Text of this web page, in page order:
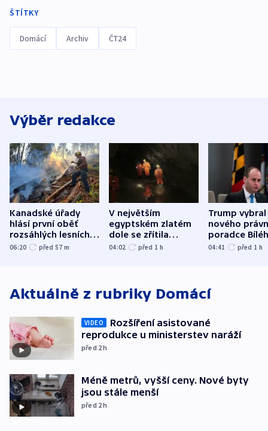
ŠTÍTKY
Domácí Archiv ČT24
Výběr redakce
Kanadské úřady
hlásí první oběť
rozsáhlých lesních
požárů
06:20 před 57 m
V největším
egyptském zlatém
dole se zřítila
hornina, jeden
04:02 před 1 h
Trump vybral
nového
poradce
domu
04:41 před 1 h
Aktuálně z rubriky Domácí
VIDEO
Rozšíření asistované
reprodukce u ministerstev naráží
před 2h
Méně metrů, vyšší ceny. Nové byty
jsou stále menší
před 2h